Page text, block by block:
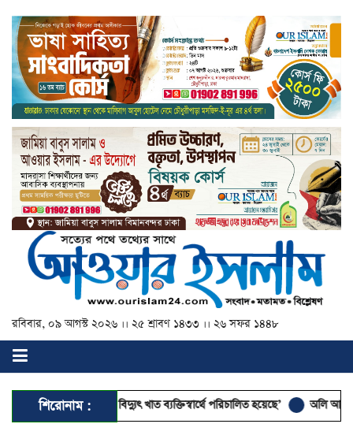
রবিবার, ০৯ আগস্ট ২০২৬ ।। ২৫ শ্রাবণ ১৪৩৩ ।। ২৬ সফর ১৪৪৮
শিরোনাম :
ও বিদ্যুৎ খাত ব্যক্তিস্বার্থে পরিচালিত হয়েছে’ অলি আহমদকে রাষ্ট্রপতি পদে